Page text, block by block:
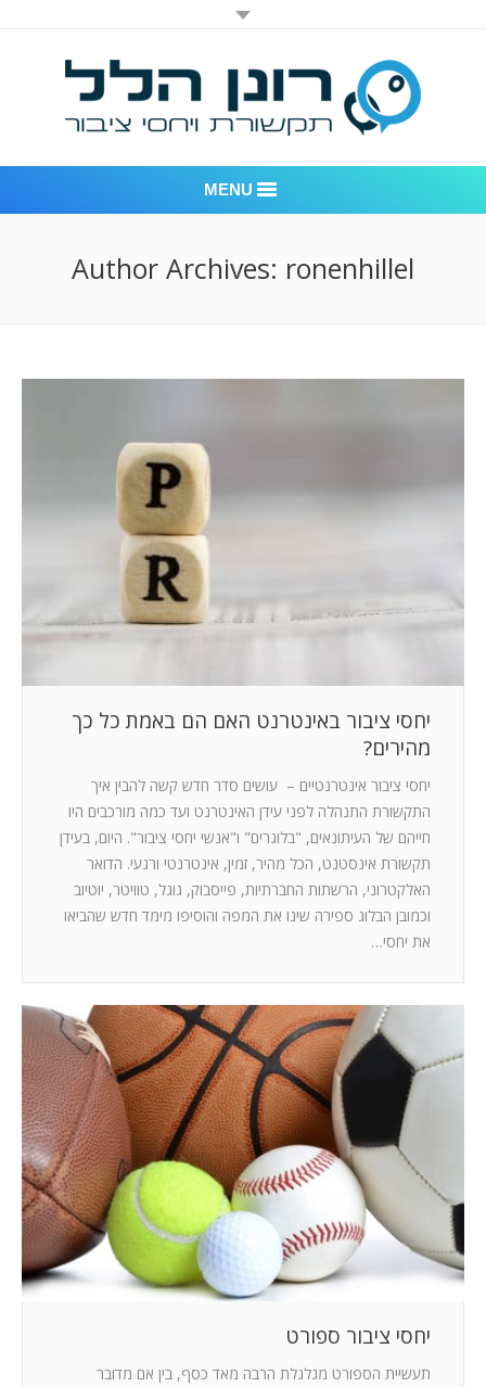
MENU
Author Archives: ronenhillel
יחסי ציבור באינטרנט האם הם באמת כל כך
מהירים?
יחסי ציבור אינטרנטיים – עושים סדר חדש קשה להבין איך
התקשורת התנהלה לפני עידן האינטרנט ועד כמה מורכבים היו
חייהם של העיתונאים, "בלוגרים" ו"אנשי יחסי ציבור". היום, בעידן
תקשורת אינסטנט, הכל מהיר, זמין, אינטרנטי ורגעי. הדואר
האלקטרוני, הרשתות החברתיות, פייסבוק, גוגל, טוויטר, יוטיוב
וכמובן הבלוג ספירה שינו את המפה והוסיפו מימד חדש שהביאו
את יחסי…
יחסי ציבור ספורט
תעשיית הספורט מגלגלת הרבה מאד כסף, בין אם מדובר